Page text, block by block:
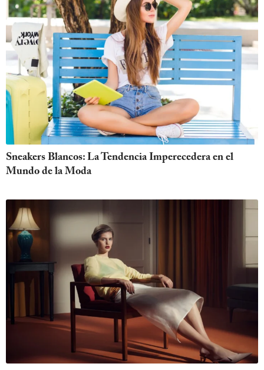
Sneakers Blancos: La Tendencia Imperecedera en el
Mundo de la Moda